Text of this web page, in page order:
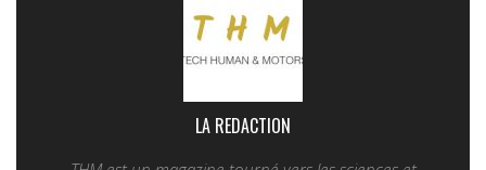
LA REDACTION